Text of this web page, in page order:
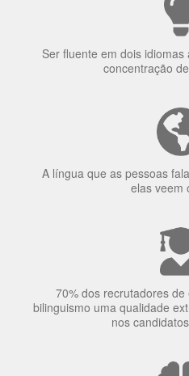
Ser fluente em dois
concentração
A língua que as pessoas
elas veem
70% dos recrutadores
bilinguismo uma qualidade
nos